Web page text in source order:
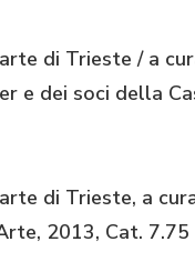
di Trieste / a
e dei soci della
di Trieste, a
2013, Cat. 7.75